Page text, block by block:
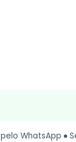
WhatsApp